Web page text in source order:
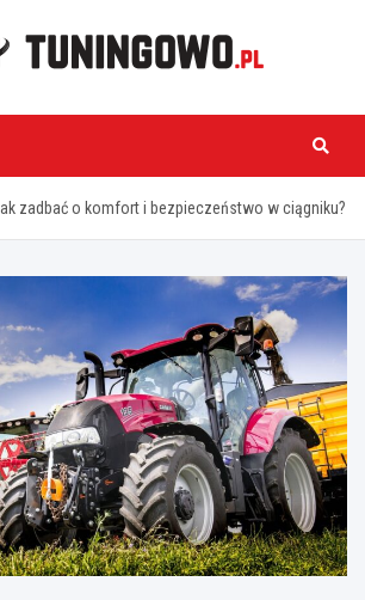
zadbać o komfort i bezpieczeństwo w ciągniku?